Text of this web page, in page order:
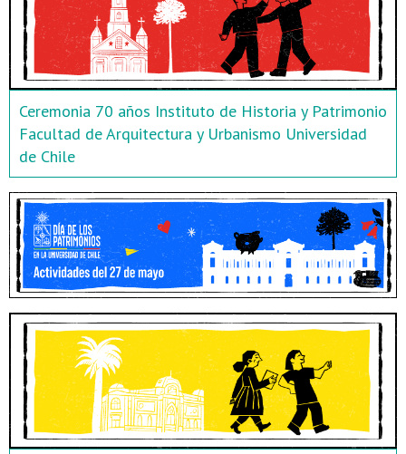
Ceremonia 70 años Instituto de Historia y Patrimonio
Facultad de Arquitectura y Urbanismo Universidad
de Chile